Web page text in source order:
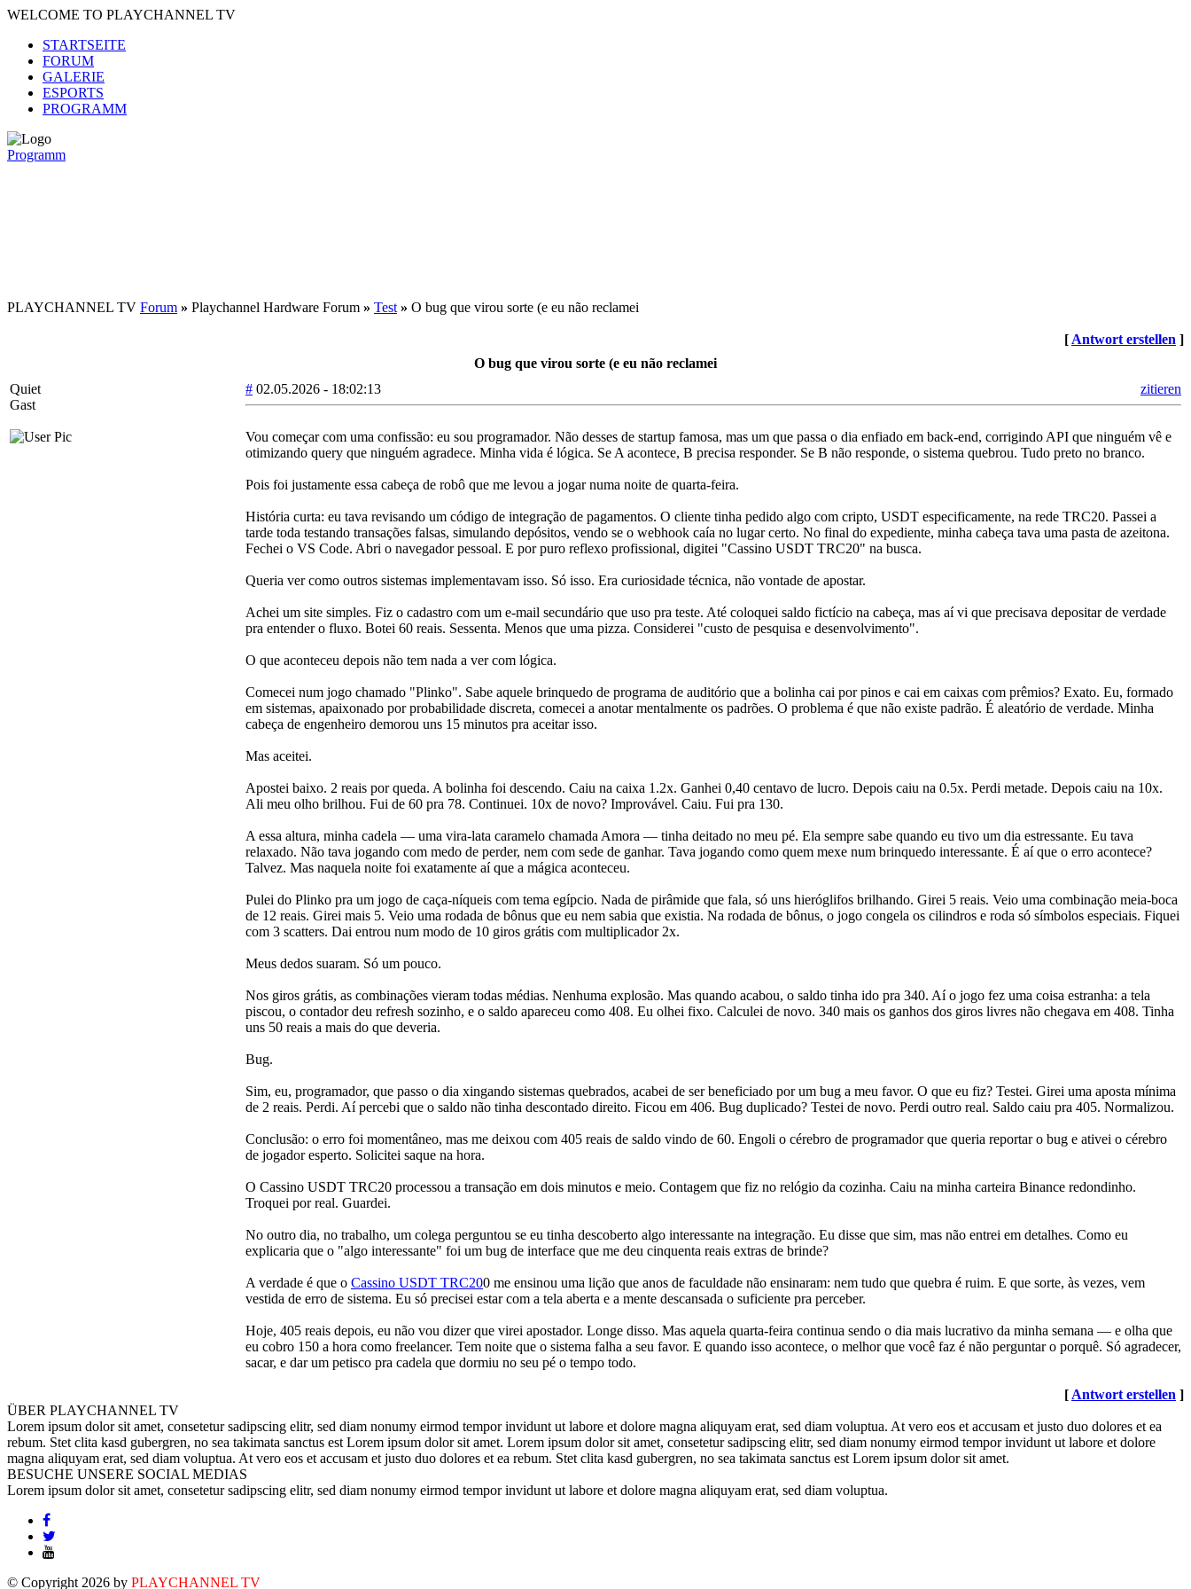
WELCOME TO PLAYCHANNEL TV
STARTSEITE
FORUM
GALERIE
ESPORTS
PROGRAMM
Programm
PLAYCHANNEL TV Forum » Playchannel Hardware Forum » Test » O bug que virou sorte (e eu não reclamei
[ Antwort erstellen ]
O bug que virou sorte (e eu não reclamei
Quiet
Gast
# 02.05.2026 - 18:02:13 zitieren
Vou começar com uma confissão: eu sou programador. Não desses de startup famosa, mas um que passa o dia enfiado em back-end, corrigindo API que ninguém vê e
otimizando query que ninguém agradece. Minha vida é lógica. Se A acontece, B precisa responder. Se B não responde, o sistema quebrou. Tudo preto no branco.
Pois foi justamente essa cabeça de robô que me levou a jogar numa noite de quarta-feira.
História curta: eu tava revisando um código de integração de pagamentos. O cliente tinha pedido algo com cripto, USDT especificamente, na rede TRC20. Passei a
tarde toda testando transações falsas, simulando depósitos, vendo se o webhook caía no lugar certo. No final do expediente, minha cabeça tava uma pasta de azeitona.
Fechei o VS Code. Abri o navegador pessoal. E por puro reflexo profissional, digitei "Cassino USDT TRC20" na busca.
Queria ver como outros sistemas implementavam isso. Só isso. Era curiosidade técnica, não vontade de apostar.
Achei um site simples. Fiz o cadastro com um e-mail secundário que uso pra teste. Até coloquei saldo fictício na cabeça, mas aí vi que precisava depositar de verdade
pra entender o fluxo. Botei 60 reais. Sessenta. Menos que uma pizza. Considerei "custo de pesquisa e desenvolvimento".
O que aconteceu depois não tem nada a ver com lógica.
Comecei num jogo chamado "Plinko". Sabe aquele brinquedo de programa de auditório que a bolinha cai por pinos e cai em caixas com prêmios? Exato. Eu, formado
em sistemas, apaixonado por probabilidade discreta, comecei a anotar mentalmente os padrões. O problema é que não existe padrão. É aleatório de verdade. Minha
cabeça de engenheiro demorou uns 15 minutos pra aceitar isso.
Mas aceitei.
Apostei baixo. 2 reais por queda. A bolinha foi descendo. Caiu na caixa 1.2x. Ganhei 0,40 centavo de lucro. Depois caiu na 0.5x. Perdi metade. Depois caiu na 10x.
Ali meu olho brilhou. Fui de 60 pra 78. Continuei. 10x de novo? Improvável. Caiu. Fui pra 130.
A essa altura, minha cadela — uma vira-lata caramelo chamada Amora — tinha deitado no meu pé. Ela sempre sabe quando eu tivo um dia estressante. Eu tava
relaxado. Não tava jogando com medo de perder, nem com sede de ganhar. Tava jogando como quem mexe num brinquedo interessante. É aí que o erro acontece?
Talvez. Mas naquela noite foi exatamente aí que a mágica aconteceu.
Pulei do Plinko pra um jogo de caça-níqueis com tema egípcio. Nada de pirâmide que fala, só uns hieróglifos brilhando. Girei 5 reais. Veio uma combinação meia-boca
de 12 reais. Girei mais 5. Veio uma rodada de bônus que eu nem sabia que existia. Na rodada de bônus, o jogo congela os cilindros e roda só símbolos especiais. Fiquei
com 3 scatters. Dai entrou num modo de 10 giros grátis com multiplicador 2x.
Meus dedos suaram. Só um pouco.
Nos giros grátis, as combinações vieram todas médias. Nenhuma explosão. Mas quando acabou, o saldo tinha ido pra 340. Aí o jogo fez uma coisa estranha: a tela
piscou, o contador deu refresh sozinho, e o saldo apareceu como 408. Eu olhei fixo. Calculei de novo. 340 mais os ganhos dos giros livres não chegava em 408. Tinha
uns 50 reais a mais do que deveria.
Bug.
Sim, eu, programador, que passo o dia xingando sistemas quebrados, acabei de ser beneficiado por um bug a meu favor. O que eu fiz? Testei. Girei uma aposta mínima
de 2 reais. Perdi. Aí percebi que o saldo não tinha descontado direito. Ficou em 406. Bug duplicado? Testei de novo. Perdi outro real. Saldo caiu pra 405. Normalizou.
Conclusão: o erro foi momentâneo, mas me deixou com 405 reais de saldo vindo de 60. Engoli o cérebro de programador que queria reportar o bug e ativei o cérebro
de jogador esperto. Solicitei saque na hora.
O Cassino USDT TRC20 processou a transação em dois minutos e meio. Contagem que fiz no relógio da cozinha. Caiu na minha carteira Binance redondinho.
Troquei por real. Guardei.
No outro dia, no trabalho, um colega perguntou se eu tinha descoberto algo interessante na integração. Eu disse que sim, mas não entrei em detalhes. Como eu
explicaria que o "algo interessante" foi um bug de interface que me deu cinquenta reais extras de brinde?
A verdade é que o Cassino USDT TRC200 me ensinou uma lição que anos de faculdade não ensinaram: nem tudo que quebra é ruim. E que sorte, às vezes, vem
vestida de erro de sistema. Eu só precisei estar com a tela aberta e a mente descansada o suficiente pra perceber.
Hoje, 405 reais depois, eu não vou dizer que virei apostador. Longe disso. Mas aquela quarta-feira continua sendo o dia mais lucrativo da minha semana — e olha que
eu cobro 150 a hora como freelancer. Tem noite que o sistema falha a seu favor. E quando isso acontece, o melhor que você faz é não perguntar o porquê. Só agradecer,
sacar, e dar um petisco pra cadela que dormiu no seu pé o tempo todo.
[ Antwort erstellen ]
ÜBER PLAYCHANNEL TV
Lorem ipsum dolor sit amet, consetetur sadipscing elitr, sed diam nonumy eirmod tempor invidunt ut labore et dolore magna aliquyam erat, sed diam voluptua. At vero eos et accusam et justo duo dolores et ea
rebum. Stet clita kasd gubergren, no sea takimata sanctus est Lorem ipsum dolor sit amet. Lorem ipsum dolor sit amet, consetetur sadipscing elitr, sed diam nonumy eirmod tempor invidunt ut labore et dolore
magna aliquyam erat, sed diam voluptua. At vero eos et accusam et justo duo dolores et ea rebum. Stet clita kasd gubergren, no sea takimata sanctus est Lorem ipsum dolor sit amet.
BESUCHE UNSERE SOCIAL MEDIAS
Lorem ipsum dolor sit amet, consetetur sadipscing elitr, sed diam nonumy eirmod tempor invidunt ut labore et dolore magna aliquyam erat, sed diam voluptua.
© Copyright 2026 by PLAYCHANNEL TV